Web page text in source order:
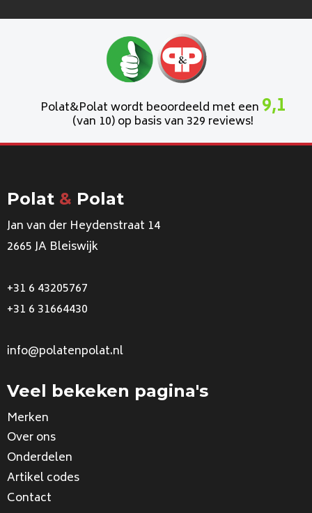
Polat&Polat wordt beoordeeld met een 9,1
(van 10) op basis van 329 reviews!
Polat & Polat
Jan van der Heydenstraat 14
2665 JA Bleiswijk
+31 6 43205767
+31 6 31664430
info@polatenpolat.nl
Veel bekeken pagina's
Merken
Over ons
Onderdelen
Artikel codes
Contact